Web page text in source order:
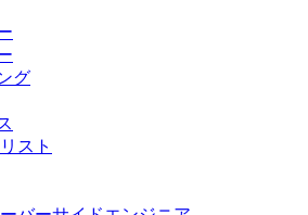
グ
スト